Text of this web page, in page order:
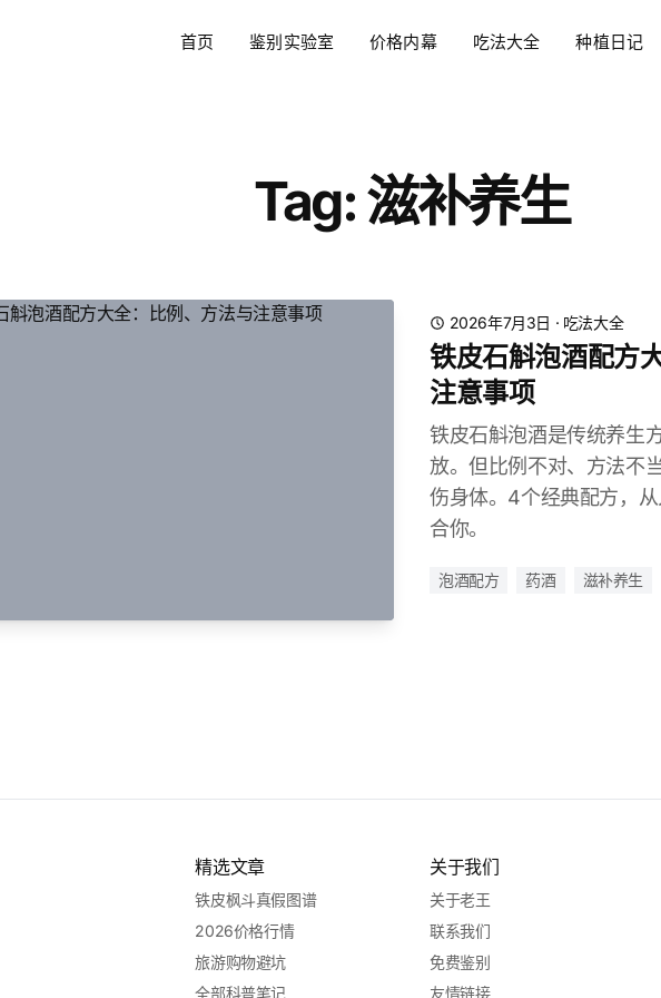
首页 鉴别实验室 价格内幕 吃法大全 种植日记
Tag: 滋补养生
2026年7月3日 · 吃法大全
铁皮石斛泡酒配方
注意事项
铁皮石斛泡酒是传统养生
放。但比例不对、方法不
伤身体。4个经典配方，
合你。
泡酒配方 药酒 滋补养生
精选文章
铁皮枫斗真假图谱
2026价格行情
旅游购物避坑
全部科普笔记
关于我们
关于老王
联系我们
免费鉴别
友情链接